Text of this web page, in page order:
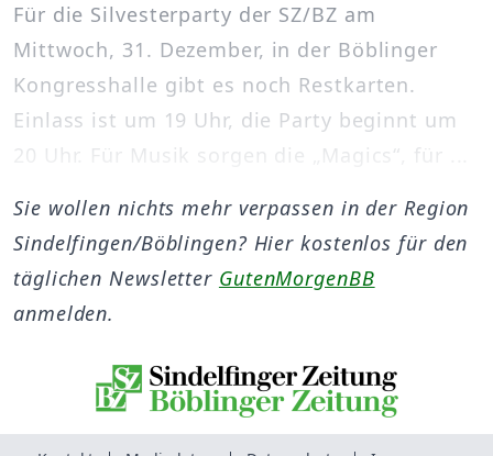
Für die Silvesterparty der SZ/BZ am
Mittwoch, 31. Dezember, in der Böblinger
Kongresshalle gibt es noch Restkarten.
Einlass ist um 19 Uhr, die Party beginnt um
20 Uhr. Für Musik sorgen die „Magics“, für ...
Sie wollen nichts mehr verpassen in der Region
Sindelfingen/Böblingen? Hier kostenlos für den
täglichen Newsletter GutenMorgenBB
anmelden.